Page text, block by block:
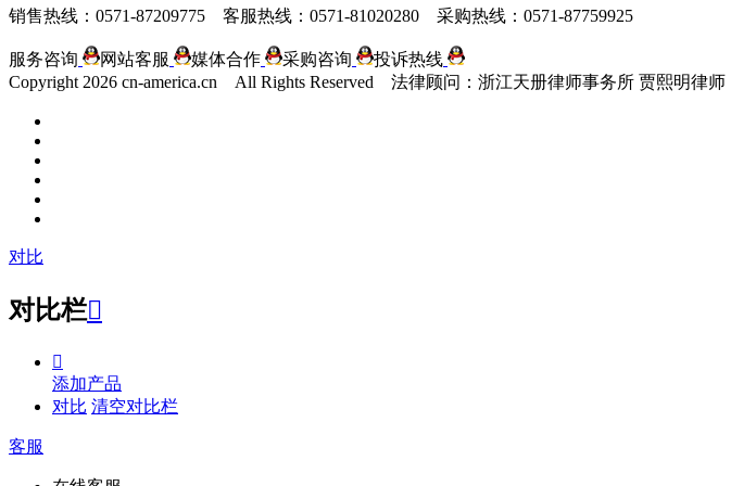
销售热线：0571-87209775 客服热线：0571-81020280 采购热线：0571-87759925
服务咨询 网站客服 媒体合作 采购咨询
投诉热线
Copyright 2026 cn-america.cn All Rights Reserved 法律顾问：浙江天册律师事务所 贾熙明律师
对比
对比栏

添加产品
对比 清空对比栏
客服